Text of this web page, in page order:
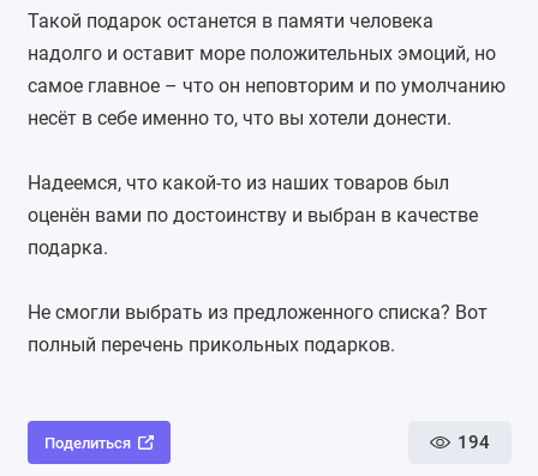
Такой подарок останется в памяти человека
надолго и оставит море положительных эмоций, но
самое главное – что он неповторим и по умолчанию
несёт в себе именно то, что вы хотели донести.
Надеемся, что какой-то из наших товаров был
оценён вами по достоинству и выбран в качестве
подарка.
Не смогли выбрать из предложенного списка? Вот
полный перечень прикольных подарков.
Поделиться 194